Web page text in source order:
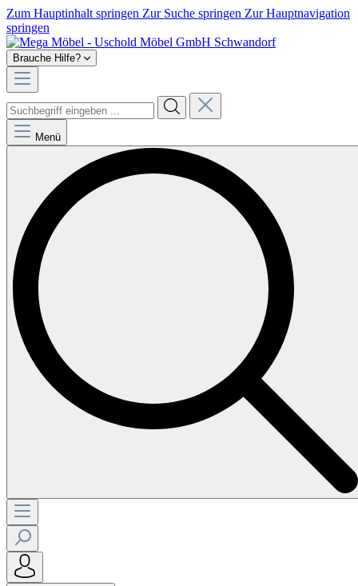
Zum Hauptinhalt springen Zur Suche springen Zur Hauptnavigation
springen
Brauche Hilfe?
Menü